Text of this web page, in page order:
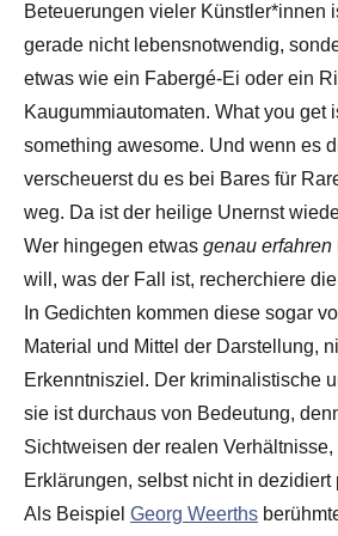
Beteuerungen vieler Künstler*innen
gerade nicht lebensnotwendig,
etwas wie ein Fabergé-Ei oder ein
Kaugummiautomaten. What you get
something awesome. Und wenn es
verscheuerst du es bei Bares für
weg. Da ist der heilige Unernst
Wer hingegen etwas genau erfahren
will, was der Fall ist, recherchiere
In Gedichten kommen diese sogar
Material und Mittel der Darstellung,
Erkenntnisziel. Der kriminalistische
sie ist durchaus von Bedeutung,
Sichtweisen der realen
Erklärungen, selbst nicht in dezidiert
Als Beispiel Georg Weerths